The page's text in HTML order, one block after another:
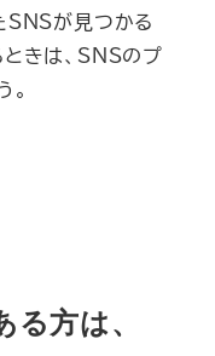
SNSが見つかる
ときは、SNSのプ
。
る方は、